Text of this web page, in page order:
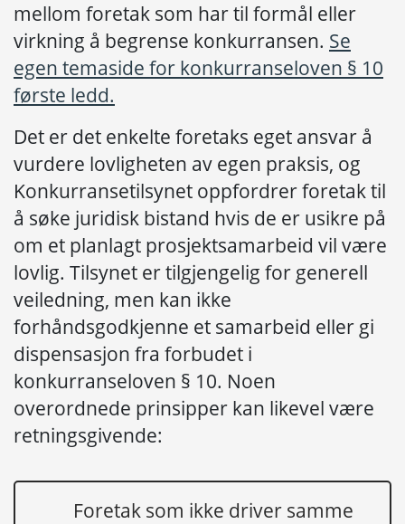
mellom foretak som har til formål eller
virkning å begrense konkurransen. Se
egen temaside for konkurranseloven § 10
første ledd.
Det er det enkelte foretaks eget ansvar å
vurdere lovligheten av egen praksis, og
Konkurransetilsynet oppfordrer foretak til
å søke juridisk bistand hvis de er usikre på
om et planlagt prosjektsamarbeid vil være
lovlig. Tilsynet er tilgjengelig for generell
veiledning, men kan ikke
forhåndsgodkjenne et samarbeid eller gi
dispensasjon fra forbudet i
konkurranseloven § 10. Noen
overordnede prinsipper kan likevel være
retningsgivende:
Foretak som ikke driver samme